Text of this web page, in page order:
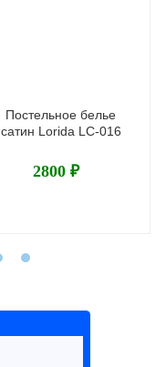
Постельное белье
сатин Lorida LC-016
2800 ₽